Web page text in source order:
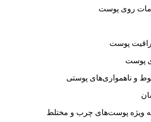
مات روی پوست
پوست
پوست
و ناهمواری‌های پوستی
ویژه پوست‌های چرب و مختلط